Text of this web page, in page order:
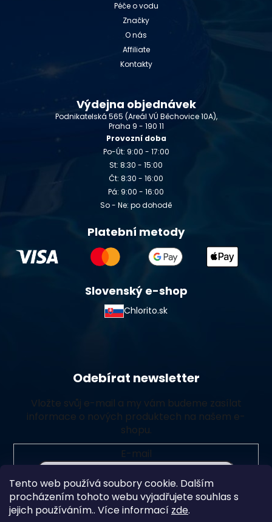
Tento web používá soubory cookie. Dalším
procházením tohoto webu vyjadřujete souhlas s
jejich používáním.. Více informací zde.
Péče o vodu
Značky
O nás
Affiliate
Kontakty
Výdejna objednávek
Podnikatelská 565 (Areál VÚ Běchovice 10A),
Praha 9 - 190 11
Provozní doba
Po-Út: 9:00 - 17:00
St: 8:30 - 15:00
Čt: 8:30 - 16:00
Pá: 9:00 - 16:00
So - Ne: po dohodě
Platební metody
Slovenský e-shop
Chlorito.sk
Odebírat newsletter
Vložte svůj e-mail a my vám budeme zasílat
informace o nových produktech na našem e-
shopu.
E-mail
Vložením e-mailu souhlasíte spodmínkami ochrany
osobních údajů